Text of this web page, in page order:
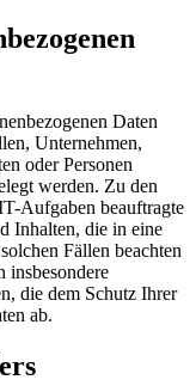
Daten
Unternehmen,
oder Personen
werden. Zu den
Aufgaben beauftragte
Inhalten, die in eine
Fällen beachten
insbesondere
die dem Schutz Ihrer
ab.